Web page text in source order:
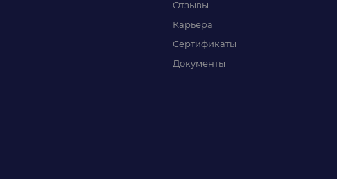
Отзывы
Карьера
Сертификаты
Документы